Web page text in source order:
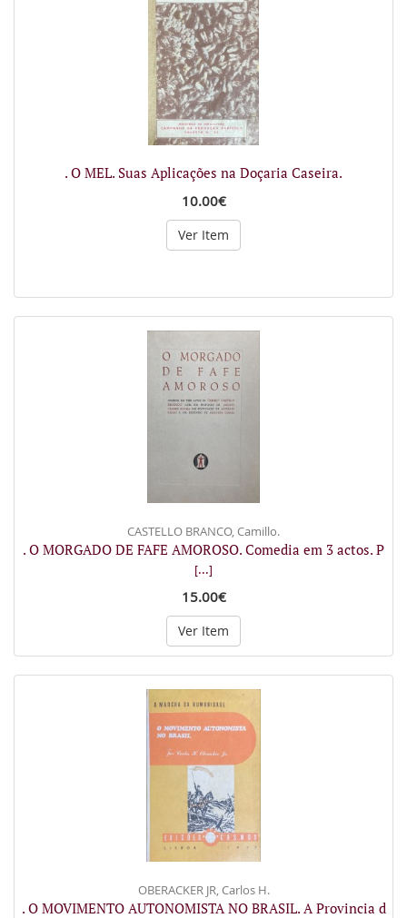
. O MEL. Suas Aplicações na Doçaria Caseira.
10.00€
Ver Item
CASTELLO BRANCO, Camillo.
. O MORGADO DE FAFE AMOROSO. Comedia em 3 actos. P
[...]
15.00€
Ver Item
OBERACKER JR, Carlos H.
. O MOVIMENTO AUTONOMISTA NO BRASIL. A Provincia d